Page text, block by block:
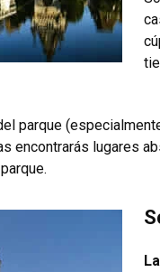
parque
encontrarás lugares